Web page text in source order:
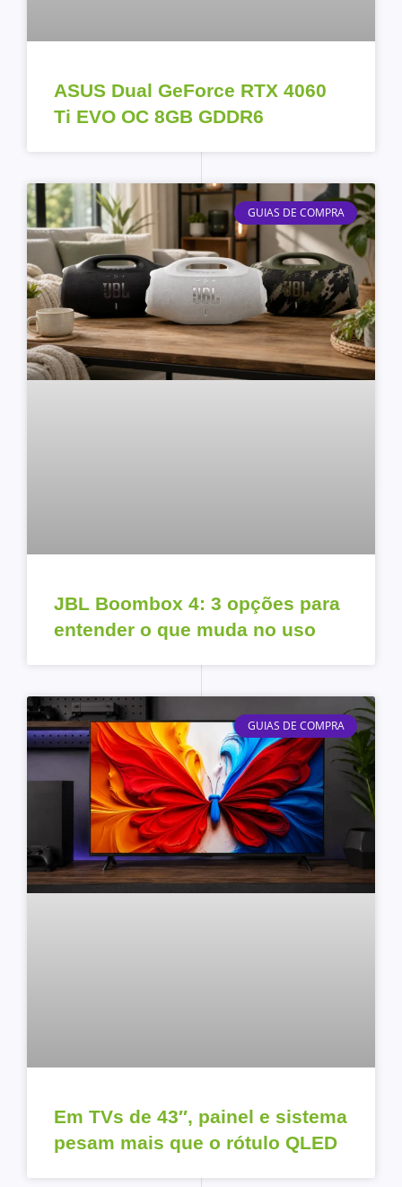
ASUS Dual GeForce RTX 4060
Ti EVO OC 8GB GDDR6
GUIAS DE COMPRA
JBL Boombox 4: 3 opções para
entender o que muda no uso
GUIAS DE COMPRA
Em TVs de 43″, painel e sistema
pesam mais que o rótulo QLED